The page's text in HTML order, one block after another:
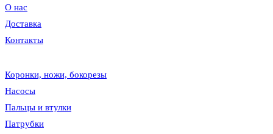
О нас
Доставка
Контакты
Коронки, ножи, бокорезы
Насосы
Пальцы и втулки
Патрубки